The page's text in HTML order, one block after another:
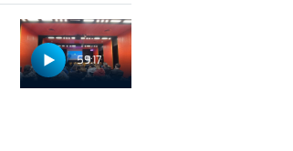
59:17